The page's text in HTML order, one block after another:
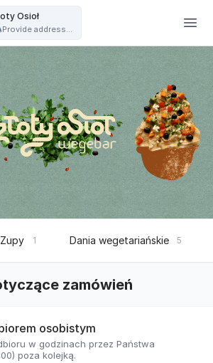
Osioł
Provide address...
Zupy 1 Dania wegetariańskie 5
zamówień
osobistym
w godzinach przez Państwa
poza kolejką.